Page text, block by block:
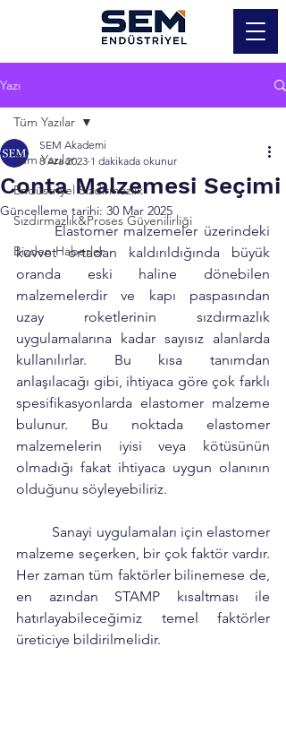
Yazı
Tüm Yazılar
Endüstriyel Sızdırmazlık
Sızdırmazlık&Proses Güvenilirliği
Bizden Haberler
Tüm Yazılar
Conta Malzemesi Seçimi
SEM Akademi
8 Ara 2023 1 dakikada okunur
Güncelleme tarihi: 30 Mar 2025
	Elastomer malzemeler üzerindeki
kuvvet ortadan kaldırıldığında büyük
oranda eski haline dönebilen
malzemelerdir ve kapı paspasından
uzay roketlerinin sızdırmazlık
uygulamalarına kadar sayısız alanlarda
kullanılırlar. Bu kısa tanımdan
anlaşılacağı gibi, ihtiyaca göre çok farklı
spesifikasyonlarda elastomer malzeme
bulunur. Bu noktada elastomer
malzemelerin iyisi veya kötüsünün
olmadığı fakat ihtiyaca uygun olanının
malzeme seçerken, bir çok faktör vardır.
Her zaman tüm faktörler bilinemese de,
en azından STAMP kısaltması ile
hatırlayabileceğimiz temel faktörler
üreticiye bildirilmelidir.